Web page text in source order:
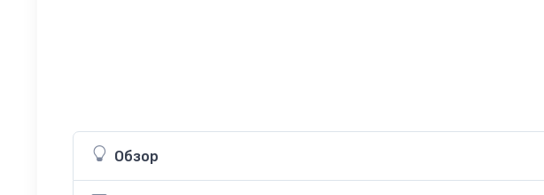
Обзор